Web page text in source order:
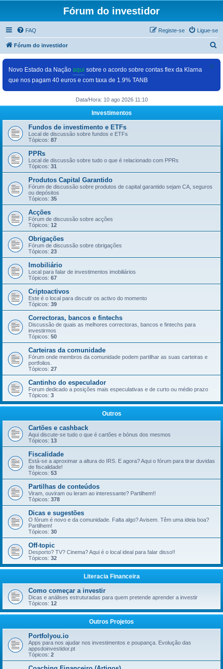
Fórum do investidor
FAQ Ligue-se
Registe-se
Fórum do investidor
u
i
Novo Estado da Nação aqui sobre o acordo sobre contas flex da Klarna
que nos pagam 40 euros e com taxa de 1.9% TANB
Data/Hora: 10 ago 2026 11:10
Investimentos
Fundos de investimento e ETFs
Local de discussão sobre fundos e ETFs
Tópicos: 87
PPRs
Local de discussão sobre tudo o que é relacionado com PPRs
Tópicos: 31
Produtos Capital Garantido
Fórum de discussão sobre produtos de capital garantido sejam CA, seguros
ou depósitos
Tópicos: 35
Acções
Fórum de discussão sobre acções
Tópicos: 12
Obrigações
Fórum de discussão sobre obrigações
Tópicos: 23
Imobiliário
Local para falar de investimentos imobiliários
Tópicos: 67
Criptoactivos
Este é o local para discutir os activo do momento
Tópicos: 39
Correctoras, bancos e fintechs
Discussão de quais as melhores correctoras, bancos e fintechs para
investirmos
Tópicos: 50
Carteiras da comunidade
Fórum onde membros da comunidade podem partilhar as suas carteiras e
portfolios.
Tópicos: 27
Cantinho do especulador
Forum dedicado a posições mais especulativas e de curto ou médio prazo
Tópicos: 3
Outros
Cartões e cashback
Aqui discute-se tudo o que é cartões e bónus dos mesmos
Tópicos: 13
Fiscalidade
Está-se a aproximar a altura do IRS. E agora? Aqui o fórum para tirar duvidas
de fiscalidade!
Tópicos: 53
Partilhas de conteúdos
Viram, ouviram ou leram ao interessante? Partilhem!!
Tópicos: 378
Dicas e sugestões
O fórum é novo e da comunidade. Falta algo? Avisem. Têm uma ideia boa?
Partilhem!
Tópicos: 30
Off-topic
Desporto? TV? Cinema? Aqui é o local ideal para falar disso!!
Tópicos: 32
Literacia Financeira
Como começar a investir
Dicas e análises estruturadas para quem pretende aprender a investir
Tópicos: 12
Outros Projetos
Portfolyou.io
Apps para nos ajudar nos investimentos e poupança. Evolução das
appsdoinvestidor.pt
Tópicos: 2